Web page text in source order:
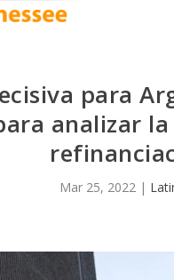
para
analizar
Mar 25, 2022 |